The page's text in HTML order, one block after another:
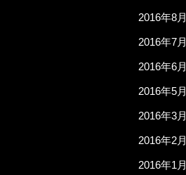
2016年8月
2016年7月
2016年6月
2016年5月
2016年3月
2016年2月
2016年1月